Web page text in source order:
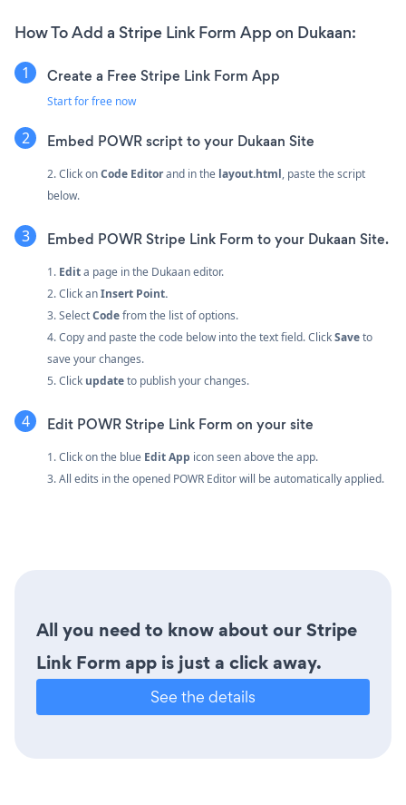
How To Add a Stripe Link Form App on Dukaan:
Create a Free Stripe Link Form App
Start for free now
Embed POWR script to your Dukaan Site
2. Click onCode Editorand in the layout.html, paste the script
below.
Embed POWR Stripe Link Form to your Dukaan Site.
1. Edita page in the Dukaan editor.
2. Click anInsert Point.
3. SelectCodefrom the list of options.
4. Copy and paste the code below into the text field. ClickSaveto
save your changes.
5. Click updateto publish your changes.
Edit POWR Stripe Link Form on your site
1. Click on the blue Edit App icon seen above the app.
3. All edits in the opened POWR Editor will be automatically applied.
All you need to know about our Stripe
Link Form app is just a click away.
See the details